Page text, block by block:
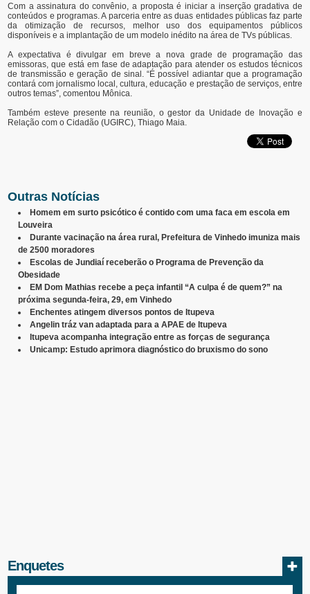
Com a assinatura do convênio, a proposta é iniciar a inserção gradativa de
conteúdos e programas. A parceria entre as duas entidades públicas faz parte
da otimização de recursos, melhor uso dos equipamentos públicos
disponíveis e a implantação de um modelo inédito na área de TVs públicas.
A expectativa é divulgar em breve a nova grade de programação das
emissoras, que está em fase de adaptação para atender os estudos técnicos
de transmissão e geração de sinal. “É possível adiantar que a programação
contará com jornalismo local, cultura, educação e prestação de serviços, entre
outros temas”, comentou Mônica.
Também esteve presente na reunião, o gestor da Unidade de Inovação e
Relação com o Cidadão (UGIRC), Thiago Maia.
Outras Notícias
Homem em surto psicótico é contido com uma faca em escola em
Louveira
Durante vacinação na área rural, Prefeitura de Vinhedo imuniza mais
de 2500 moradores
Escolas de Jundiaí receberão o Programa de Prevenção da
Obesidade
EM Dom Mathias recebe a peça infantil “A culpa é de quem?” na
próxima segunda-feira, 29, em Vinhedo
Enchentes atingem diversos pontos de Itupeva
Angelin tráz van adaptada para a APAE de Itupeva
Itupeva acompanha integração entre as forças de segurança
Unicamp: Estudo aprimora diagnóstico do bruxismo do sono
Enquetes